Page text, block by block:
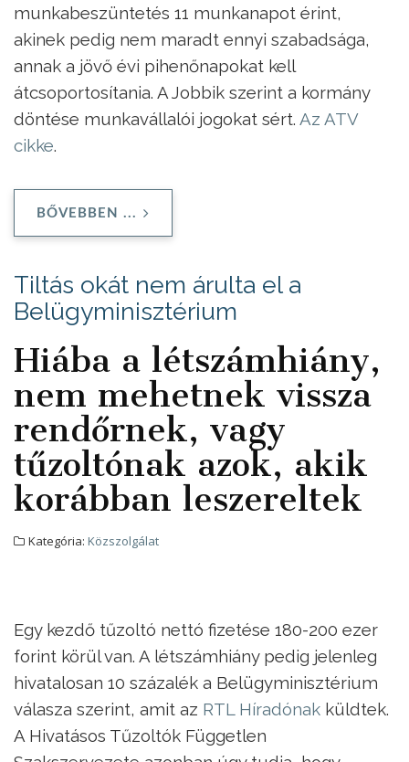
munkabeszüntetés 11 munkanapot érint,
akinek pedig nem maradt ennyi szabadsága,
annak a jövő évi pihenőnapokat kell
átcsoportosítania. A Jobbik szerint a kormány
döntése munkavállalói jogokat sért. Az ATV
cikke.
BŐVEBBEN ...
Tiltás okát nem árulta el a
Belügyminisztérium
Hiába a létszámhiány,
nem mehetnek vissza
rendőrnek, vagy
tűzoltónak azok, akik
korábban leszereltek
Kategória: Közszolgálat
Egy kezdő tűzoltó nettó fizetése 180-200 ezer
forint körül van. A létszámhiány pedig jelenleg
hivatalosan 10 százalék a Belügyminisztérium
válasza szerint, amit az RTL Híradónak küldtek.
A Hivatásos Tűzoltók Független